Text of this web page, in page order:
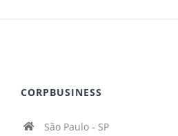
CORPBUSINESS
São Paulo - SP